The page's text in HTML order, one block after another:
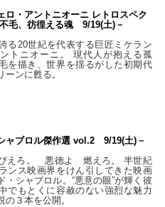
ロ・アントニオーニ レトロスペク
毛、彷徨える魂 9/19(土)－
る20世紀を代表する巨匠ミケラン
トニオーニ。 現代人が抱える孤
を描き、世界を揺るがした初期代
ーンに甦る。
ャブロル傑作選 vol.2 9/19(土)－
えろ。 悪徳よ 燃えろ。 半世紀
ンス映画界をけん引してきた映画
・シャブロル。“悪意の眼”が輝く彼
でもとくに容赦のない強烈な魅力
の３本を公開。